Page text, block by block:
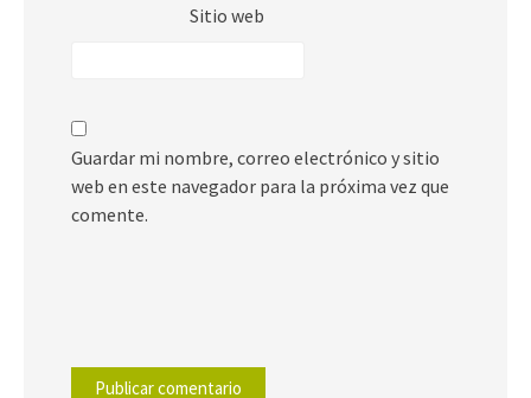
Sitio web
Guardar mi nombre, correo electrónico y sitio
web en este navegador para la próxima vez que
comente.